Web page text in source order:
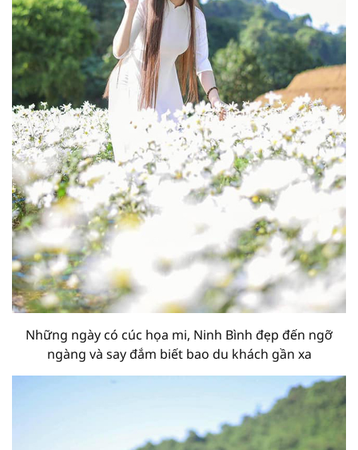
Những ngày có cúc họa mi, Ninh Bình đẹp đến ngỡ
ngàng và say đắm biết bao du khách gần xa